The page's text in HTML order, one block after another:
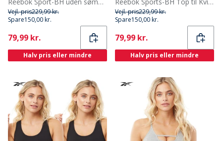
Vejl. pris229,99 kr.
Spare150,00 kr.
Current
79,99 kr.
Halv pris eller mindre
Vejl. pris229,99 kr.
Spare150,00 kr.
Current
79,99 kr.
Halv pris eller mindre